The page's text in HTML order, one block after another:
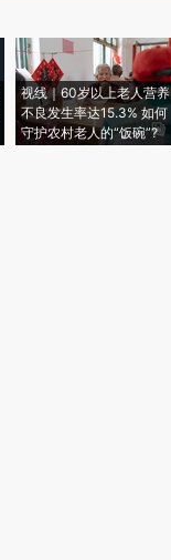
视线｜60岁以上老人营养
不良发生率达15.3% 如何
守护农村老人的“饭碗”?